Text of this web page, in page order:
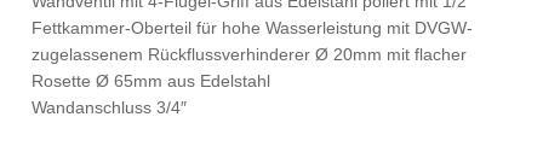
Fettkammer-Oberteil für hohe Wasserleistung mit DVGW-
zugelassenem Rückflussverhinderer Ø 20mm mit flacher
Rosette Ø 65mm aus Edelstahl
Wandanschluss 3/4″